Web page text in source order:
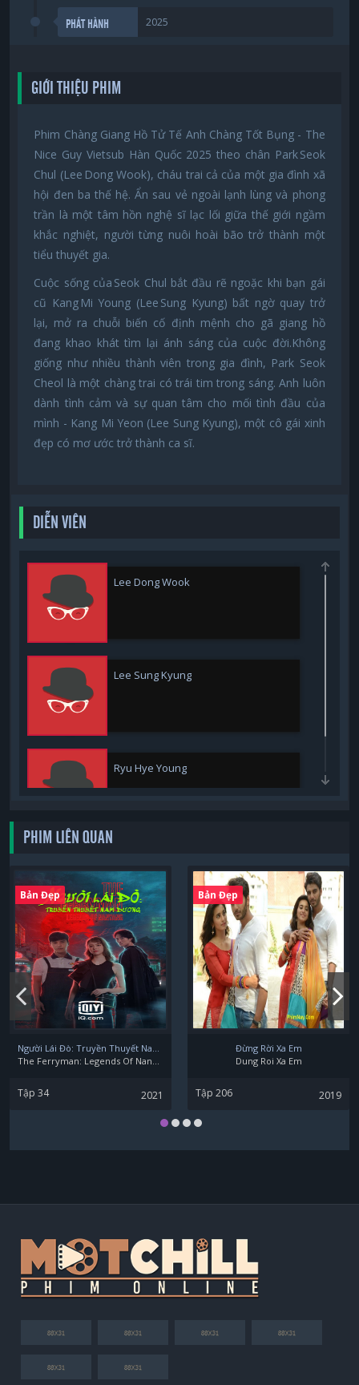
PHÁT HÀNH 2025
GIỚI THIỆU PHIM
Phim Chàng Giang Hồ Tử Tế Anh Chàng Tốt Bụng - The
Nice Guy Vietsub Hàn Quốc 2025 theo chân Park Seok
Chul (Lee Dong Wook), cháu trai cả của một gia đình xã
hội đen ba thế hệ. Ẩn sau vẻ ngoài lạnh lùng và phong
trần là một tâm hồn nghệ sĩ lạc lối giữa thế giới ngầm
khắc nghiệt, người từng nuôi hoài bão trở thành một
tiểu thuyết gia.
Cuộc sống của Seok Chul bắt đầu rẽ ngoặc khi bạn gái
cũ Kang Mi Young (Lee Sung Kyung) bất ngờ quay trở
lại, mở ra chuỗi biến cố định mệnh cho gã giang hồ
đang khao khát tìm lại ánh sáng của cuộc đời.Không
giống như nhiều thành viên trong gia đình, Park Seok
Cheol là một chàng trai có trái tim trong sáng. Anh luôn
dành tình cảm và sự quan tâm cho mối tình đầu của
mình - Kang Mi Yeon (Lee Sung Kyung), một cô gái xinh
đẹp có mơ ước trở thành ca sĩ.
DIỄN VIÊN
Lee Dong Wook
Lee Sung Kyung
Ryu Hye Young
PHIM LIÊN QUAN
Bản Đẹp
Người Lái Đò: Truyền Thuyết Nam Dương
The Ferryman: Legends Of Nanyang
Tập 34 2021
Bản Đẹp
Đừng Rời Xa Em
Dung Roi Xa Em
Tập 206 2019